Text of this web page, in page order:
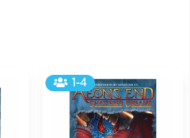
1-4